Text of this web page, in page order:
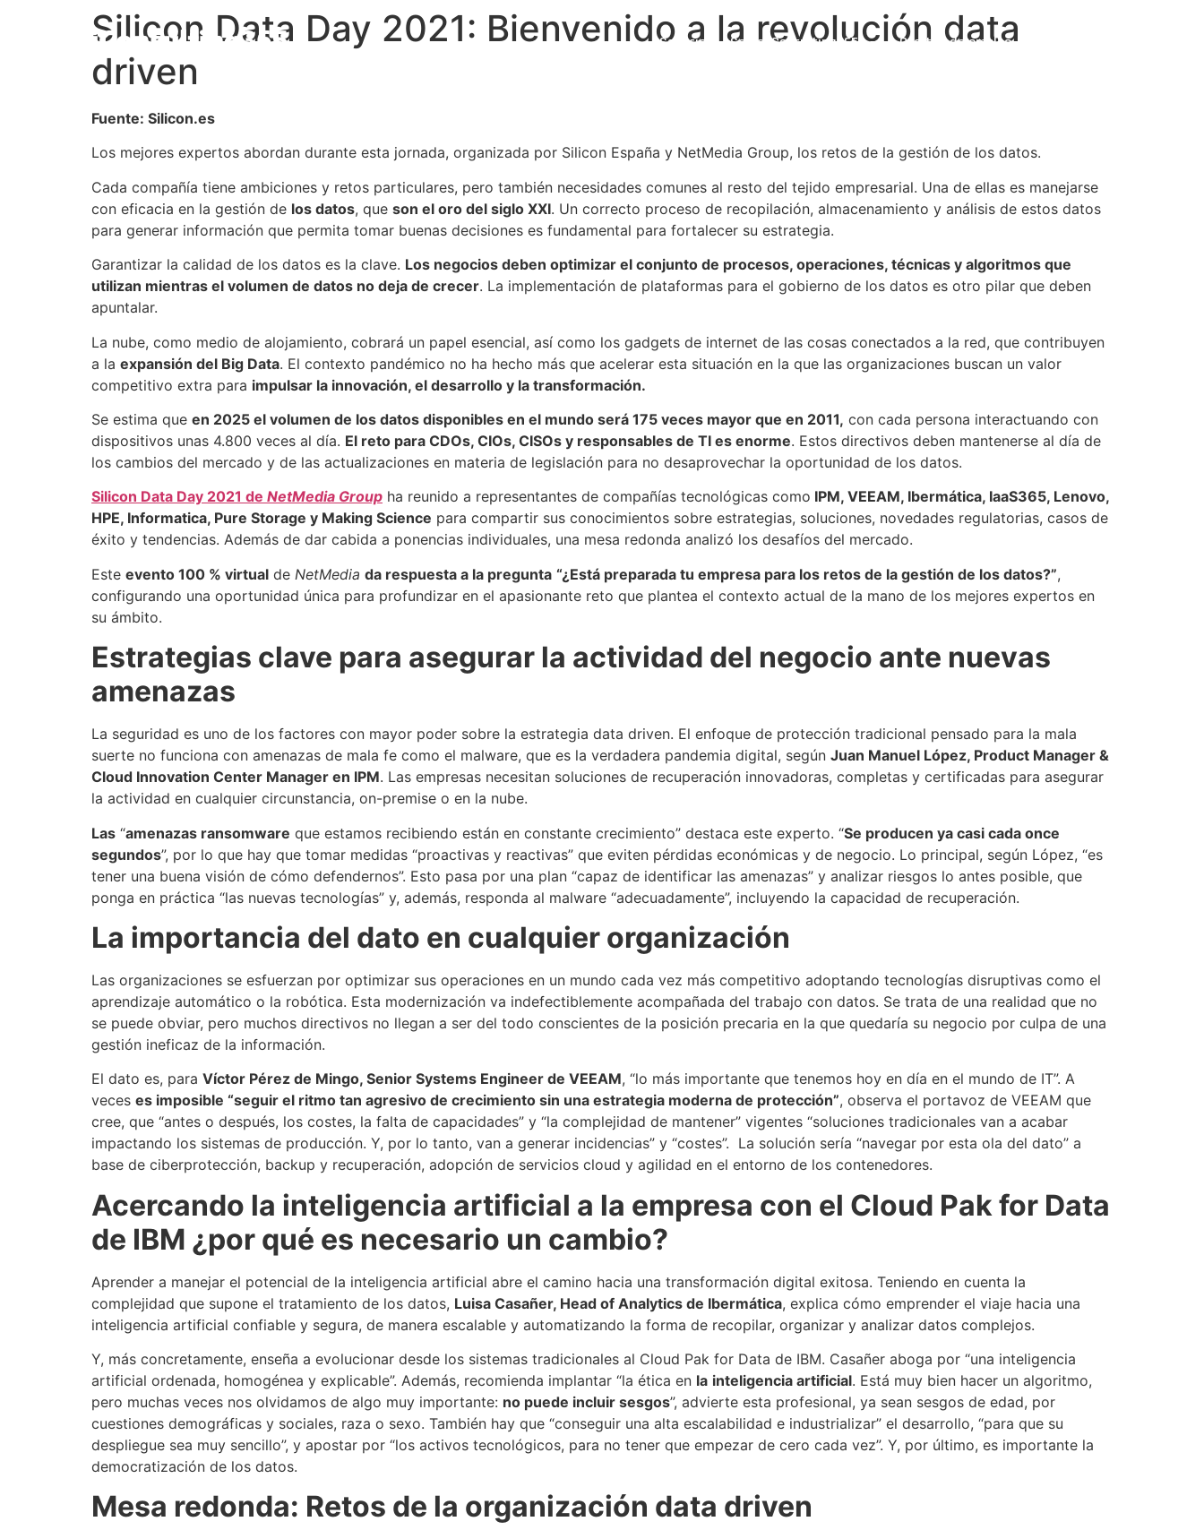
Servicios Sobre iConsulting365 Ofertas de empleo
Silicon Data Day 2021: Bienvenido a la revolución data
driven
Fuente: Silicon.es
Los mejores expertos abordan durante esta jornada, organizada por Silicon España y NetMedia Group, los retos de la gestión de los datos.
Cada compañía tiene ambiciones y retos particulares, pero también necesidades comunes al resto del tejido empresarial. Una de ellas es manejarse
con eficacia en la gestión de los datos, que son el oro del siglo XXI. Un correcto proceso de recopilación, almacenamiento y análisis de estos datos
para generar información que permita tomar buenas decisiones es fundamental para fortalecer su estrategia.
Garantizar la calidad de los datos es la clave. Los negocios deben optimizar el conjunto de procesos, operaciones, técnicas y algoritmos que
utilizan mientras el volumen de datos no deja de crecer. La implementación de plataformas para el gobierno de los datos es otro pilar que deben
apuntalar.
La nube, como medio de alojamiento, cobrará un papel esencial, así como los gadgets de internet de las cosas conectados a la red, que contribuyen
a la expansión del Big Data. El contexto pandémico no ha hecho más que acelerar esta situación en la que las organizaciones buscan un valor
competitivo extra para impulsar la innovación, el desarrollo y la transformación.
Se estima que en 2025 el volumen de los datos disponibles en el mundo será 175 veces mayor que en 2011, con cada persona interactuando con
dispositivos unas 4.800 veces al día. El reto para CDOs, CIOs, CISOs y responsables de TI es enorme. Estos directivos deben mantenerse al día de
los cambios del mercado y de las actualizaciones en materia de legislación para no desaprovechar la oportunidad de los datos.
Silicon Data Day 2021 de NetMedia Group ha reunido a representantes de compañías tecnológicas como IPM, VEEAM, Ibermática, IaaS365, Lenovo,
HPE, Informatica, Pure Storage y Making Science para compartir sus conocimientos sobre estrategias, soluciones, novedades regulatorias, casos de
éxito y tendencias. Además de dar cabida a ponencias individuales, una mesa redonda analizó los desafíos del mercado.
Este evento 100 % virtual de NetMedia da respuesta a la pregunta “¿Está preparada tu empresa para los retos de la gestión de los datos?”,
configurando una oportunidad única para profundizar en el apasionante reto que plantea el contexto actual de la mano de los mejores expertos en
su ámbito.
Estrategias clave para asegurar la actividad del negocio ante nuevas
amenazas
La seguridad es uno de los factores con mayor poder sobre la estrategia data driven. El enfoque de protección tradicional pensado para la mala
suerte no funciona con amenazas de mala fe como el malware, que es la verdadera pandemia digital, según Juan Manuel López, Product Manager &
Cloud Innovation Center Manager en IPM. Las empresas necesitan soluciones de recuperación innovadoras, completas y certificadas para asegurar
la actividad en cualquier circunstancia, on-premise o en la nube.
Las “amenazas ransomware que estamos recibiendo están en constante crecimiento” destaca este experto. “Se producen ya casi cada once
segundos”, por lo que hay que tomar medidas “proactivas y reactivas” que eviten pérdidas económicas y de negocio. Lo principal, según López, “es
tener una buena visión de cómo defendernos”. Esto pasa por una plan “capaz de identificar las amenazas” y analizar riesgos lo antes posible, que
ponga en práctica “las nuevas tecnologías” y, además, responda al malware “adecuadamente”, incluyendo la capacidad de recuperación.
La importancia del dato en cualquier organización
Las organizaciones se esfuerzan por optimizar sus operaciones en un mundo cada vez más competitivo adoptando tecnologías disruptivas como el
aprendizaje automático o la robótica. Esta modernización va indefectiblemente acompañada del trabajo con datos. Se trata de una realidad que no
se puede obviar, pero muchos directivos no llegan a ser del todo conscientes de la posición precaria en la que quedaría su negocio por culpa de una
gestión ineficaz de la información.
El dato es, para Víctor Pérez de Mingo, Senior Systems Engineer de VEEAM, “lo más importante que tenemos hoy en día en el mundo de IT”. A
veces es imposible “seguir el ritmo tan agresivo de crecimiento sin una estrategia moderna de protección”, observa el portavoz de VEEAM que
cree, que “antes o después, los costes, la falta de capacidades” y “la complejidad de mantener” vigentes “soluciones tradicionales van a acabar
impactando los sistemas de producción. Y, por lo tanto, van a generar incidencias” y “costes”. La solución sería “navegar por esta ola del dato” a
base de ciberprotección, backup y recuperación, adopción de servicios cloud y agilidad en el entorno de los contenedores.
Acercando la inteligencia artificial a la empresa con el Cloud Pak for Data
de IBM ¿por qué es necesario un cambio?
Aprender a manejar el potencial de la inteligencia artificial abre el camino hacia una transformación digital exitosa. Teniendo en cuenta la
complejidad que supone el tratamiento de los datos, Luisa Casañer, Head of Analytics de Ibermática, explica cómo emprender el viaje hacia una
inteligencia artificial confiable y segura, de manera escalable y automatizando la forma de recopilar, organizar y analizar datos complejos.
Y, más concretamente, enseña a evolucionar desde los sistemas tradicionales al Cloud Pak for Data de IBM. Casañer aboga por “una inteligencia
artificial ordenada, homogénea y explicable”. Además, recomienda implantar “la ética en la inteligencia artificial. Está muy bien hacer un algoritmo,
pero muchas veces nos olvidamos de algo muy importante: no puede incluir sesgos”, advierte esta profesional, ya sean sesgos de edad, por
cuestiones demográficas y sociales, raza o sexo. También hay que “conseguir una alta escalabilidad e industrializar” el desarrollo, “para que su
despliegue sea muy sencillo”, y apostar por “los activos tecnológicos, para no tener que empezar de cero cada vez”. Y, por último, es importante la
democratización de los datos.
Mesa redonda: Retos de la organización data driven